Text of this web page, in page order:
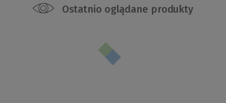
Ostatnio oglądane produkty